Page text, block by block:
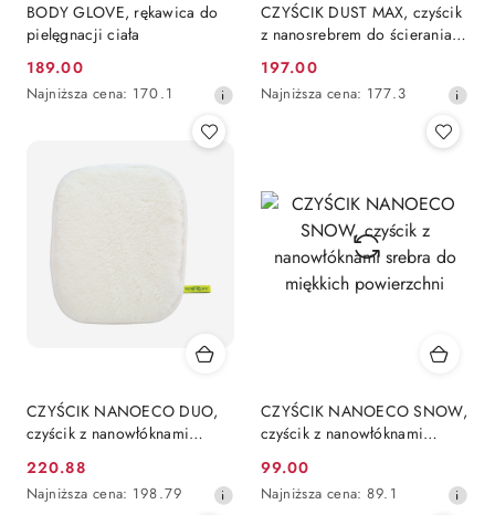
BODY GLOVE, rękawica do
pielęgnacji ciała
Cena
promocyjna:
189.00
Najniższa
przed
obniżką
Najniższa cena: 170.1
CZYŚCIK DUST MAX, czyścik
z nanosrebrem do ścierania
kurzu
Cena
promocyjna:
197.00
Najniższa
przed
obniżką
Najniższa cena: 177.3
CZYŚCIK NANOECO DUO,
czyścik z nanowłóknami
powierzchni
Cena
promocyjna:
220.88
Najniższa
Najniższa cena: 198.79
CZYŚCIK NANOECO SNOW,
czyścik z nanowłóknami
powierzchni
Cena
promocyjna:
99.00
Najniższa
Najniższa cena: 89.1